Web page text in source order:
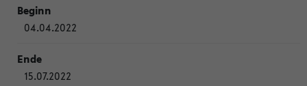
04.04.2022
15.07.2022